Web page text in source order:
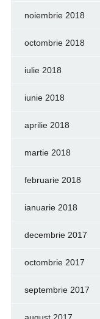
noiembrie 2018
octombrie 2018
iulie 2018
iunie 2018
aprilie 2018
martie 2018
februarie 2018
ianuarie 2018
decembrie 2017
octombrie 2017
septembrie 2017